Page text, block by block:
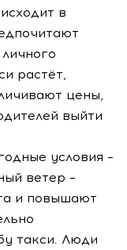
в
растёт,
цены,
выйти
условия –
ветер –
и повышают
такси. Люди